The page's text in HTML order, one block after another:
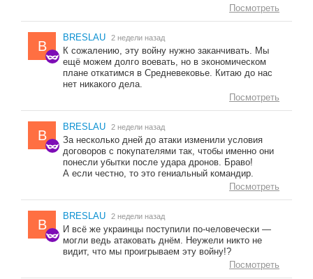
Посмотреть
B
BRESLAU 2 недели назад
К сожалению, эту войну нужно заканчивать. Мы
ещё можем долго воевать, но в экономическом
плане откатимся в Средневековье. Китаю до нас
нет никакого дела.
Посмотреть
B
BRESLAU 2 недели назад
За несколько дней до атаки изменили условия
договоров с покупателями так, чтобы именно они
понесли убытки после удара дронов. Браво!
А если честно, то это гениальный командир.
Посмотреть
B
BRESLAU 2 недели назад
И всё же украинцы поступили по-человечески —
могли ведь атаковать днём. Неужели никто не
видит, что мы проигрываем эту войну!?
Посмотреть